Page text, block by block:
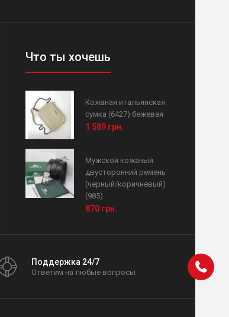
Что ты хочешь
Кожаная итальянская
сумка (6427) бежевая
1 589 грн.
Мужской кожаный
двусторонний ремень
(черный/коричневый)
(985)
870 грн.
Поддержка 24/7
Ответим на любые вопросы